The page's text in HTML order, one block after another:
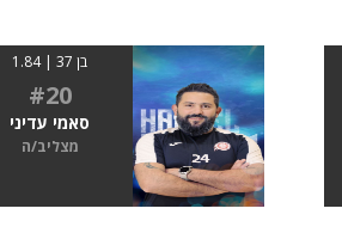
בן 37 | 1.84
#20
סאמי עדיני
מצליב/ה